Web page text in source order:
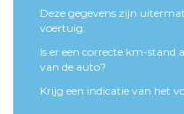
Deze gegevens zijn
voertuig.
Is er een correcte km-stand
van de auto?
Krijg een indicatie van het